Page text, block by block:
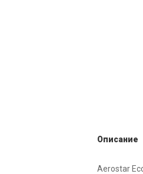
Описание
Aerostar